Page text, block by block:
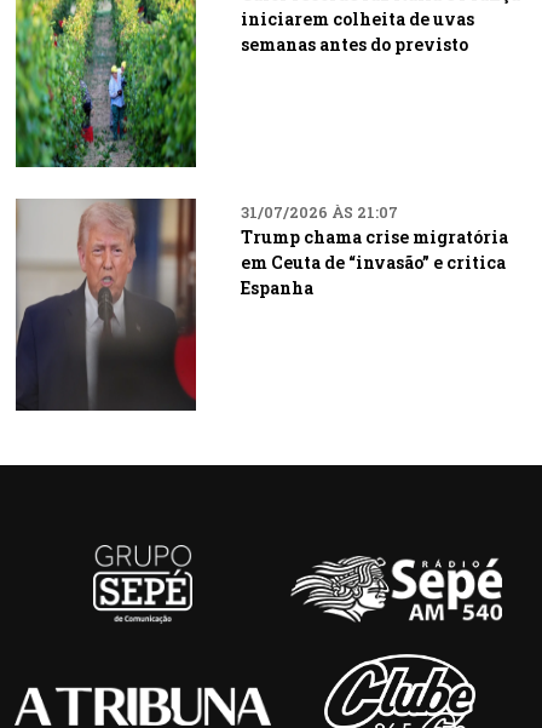
iniciarem colheita de uvas
semanas antes do previsto
31/07/2026 ÀS 21:07
Trump chama crise migratória
em Ceuta de “invasão” e critica
Espanha